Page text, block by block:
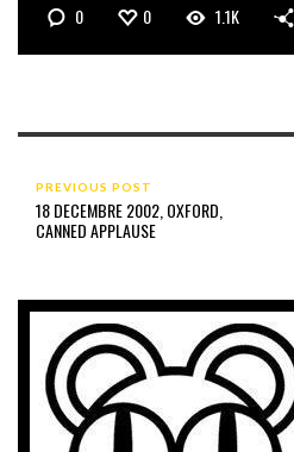
0 0 1.1K
PREVIOUS POST
18 DECEMBRE 2002, OXFORD,
CANNED APPLAUSE